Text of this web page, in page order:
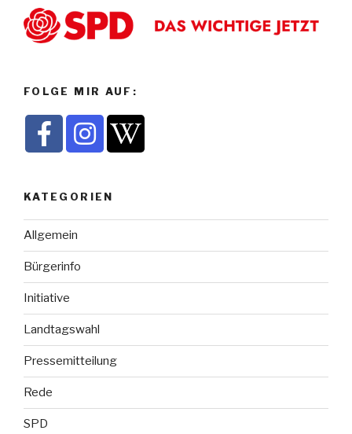
FOLGE MIR AUF:
KATEGORIEN
Allgemein
Bürgerinfo
Initiative
Landtagswahl
Pressemitteilung
Rede
SPD